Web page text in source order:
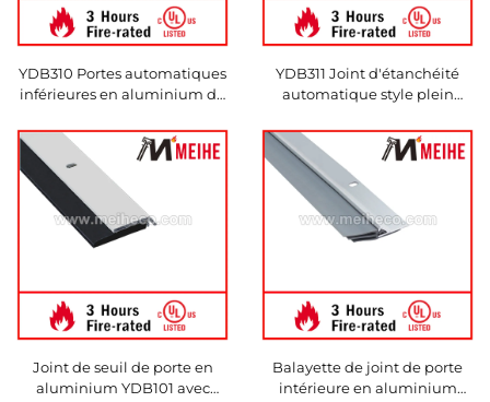
YDB310 Portes automatiques
inférieures en aluminium de
rabattable intégré
YDB311 Joint d'étanchéité
automatique style plein
inférieur intégré, joint
rabattable
Joint de seuil de porte en
aluminium YDB101 avec
Balayette de joint de porte
intérieure en aluminium